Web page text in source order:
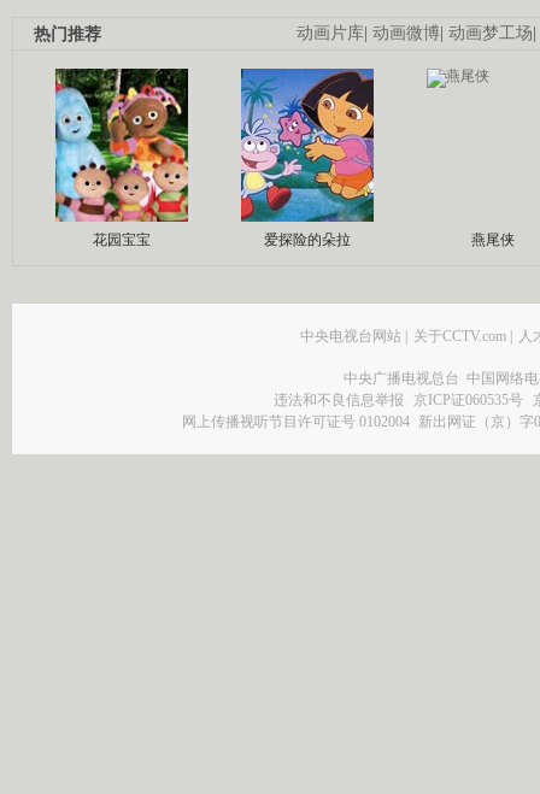
动画片库 动画微博 动画梦工场
热门推荐
花园宝宝 爱探险的朵拉 燕尾侠
中央电视台网站 | 关于CCTV.com | 人
中央广播电视总台 中国网络
违法和不良信息举报
京ICP证060535号
网上传播视听节目许可证号 0102004 新出网证（京）